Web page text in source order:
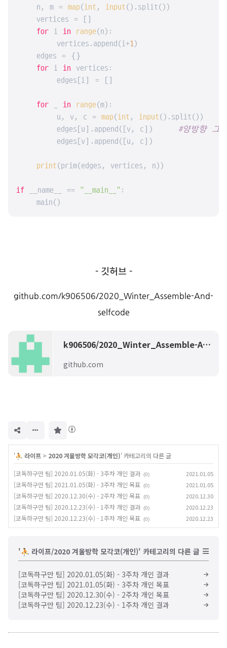
    n, m =
map(int , input().split())
    vertices = []
for i in range(n):
        vertices.append(i+
1)
    edges = {}
for i in vertices:
        edges[i] = []
for in range(m):
        u, v, c =
map(int , input().split())
        edges[u].append([v, c])
#양방향 그
        edges[v].append([u, c])
print(prim(edges, vertices, n))
if __name__ == "__main__" :
    main()
- 깃허브 -
github.com/k906506/2020_Winter_Assemble-And-
selfcode
k906506/2020_Winter_Assemble-And-selfcode
github.com
'⛹️ 라이프 > 2020 겨울방학 모각코(개인)' 카테고리의 다른 글
[코독하구만 팀] 2020.01.05(화) - 3주차 개인 결과 (0) 2021.01.05
[코독하구만 팀] 2021.01.05(화) - 3주차 개인 목표 (0) 2021.01.05
[코독하구만 팀] 2020.12.30(수) - 2주차 개인 목표 (0) 2020.12.30
[코독하구만 팀] 2020.12.23(수) - 1주차 개인 결과 (0) 2020.12.23
[코독하구만 팀] 2020.12.23(수) - 1주차 개인 목표 (0) 2020.12.23
'⛹️ 라이프/2020 겨울방학 모각코(개인)' 카테고리의 다른 글
[코독하구만 팀] 2020.01.05(화) - 3주차 개인 결과
[코독하구만 팀] 2021.01.05(화) - 3주차 개인 목표
[코독하구만 팀] 2020.12.30(수) - 2주차 개인 목표
[코독하구만 팀] 2020.12.23(수) - 1주차 개인 결과